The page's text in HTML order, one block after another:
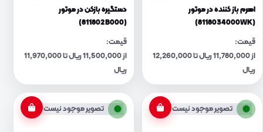
اهرم باز کننده در موتور
(8118034000WK)
قیمت:
از 11,780,000 ریال تا 12,260,000
ریال
دستگیره بازکن در موتور
(811802B000)
قیمت:
از 11,500,000 ریال تا 11,970,000
ریال
تصویر موجود نیست تصویر موجود نیست